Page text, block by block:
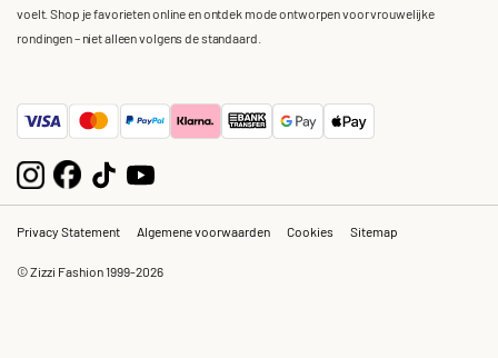
voelt. Shop je favorieten online en ontdek mode ontworpen voor vrouwelijke
rondingen – niet alleen volgens de standaard.
Privacy Statement Algemene voorwaarden Cookies Sitemap
© Zizzi Fashion 1999-2026